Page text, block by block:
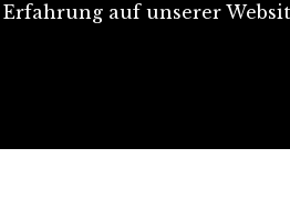
auf unserer